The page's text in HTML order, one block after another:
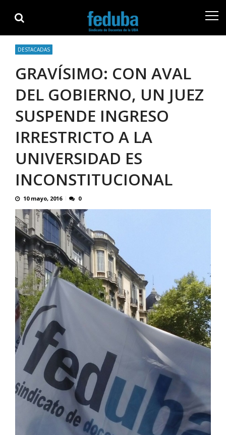
navigation
content
DESTACADAS
GRAVÍSIMO: CON AVAL
DEL GOBIERNO, UN JUEZ
SUSPENDE INGRESO
IRRESTRICTO A LA
UNIVERSIDAD ES
INCONSTITUCIONAL
10 mayo, 2016 0